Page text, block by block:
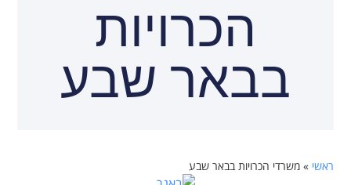
הכרויות
בבאר שבע
ראשי »משרדי הכרויות בבאר שבע